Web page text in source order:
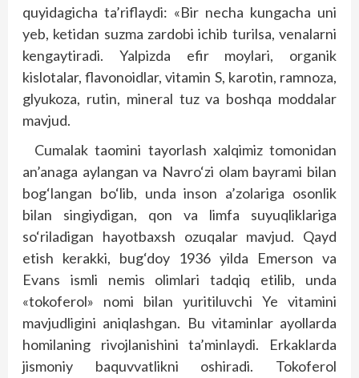
quyidagicha ta’riflaydi: «Bir necha kungacha uni
yeb, ketidan suzma zardobi ichib turilsa, venalarni
kengaytiradi. Yalpizda efir moylari, organik
kislotalar, flavonoidlar, vitamin S, karotin, ramnoza,
glyukoza, rutin, mineral tuz va boshqa moddalar
mavjud.
Cumalak taomini tayorlash xalqimiz tomonidan
an’anaga aylangan va Navro‘zi olam bayrami bilan
bog‘langan bo‘lib, unda inson a’zolariga osonlik
bilan singiydigan, qon va limfa suyuqliklariga
so‘riladigan hayotbaxsh ozuqalar mavjud. Qayd
etish kerakki, bug‘doy 1936 yilda Emerson va
Evans ismli nemis olimlari tadqiq etilib, unda
«tokoferol» nomi bilan yuritiluvchi Ye vitamini
mavjudligini aniqlashgan. Bu vitaminlar ayollarda
homilaning rivojlanishini ta’minlaydi. Erkaklarda
jismoniy baquvvatlikni oshiradi. Tokoferol